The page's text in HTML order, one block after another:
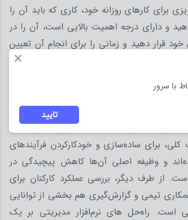
برای کارهای روزانه خود، کاری که باید آن را
و دارای درجه اهمیت بالایی است، آن را در
قرار دهید و زمانی را برای انجام آن تعیین
خود را لیست کنید.
کارها و وظایف چیست؟
یا مجموعه‌ای از وظایف هستید، نرم‌افزارهای
خواهند کرد تا تصمیمات بهتری بگیرید. این
کلی، برای ساده‌سازی و خودکارکردن فرآیندهای
و وظیفه اصلی آن‌ها کاهش پیچیدگی در
از طرف دیگر، بررسی عملکرد کارکنان برای
تیمی و گزارش‌گیری هم بخشی از توانایی
است. راه‌حل‌ های نرم‌افزار مدیریتی بر یک
×
با سرور
تایید